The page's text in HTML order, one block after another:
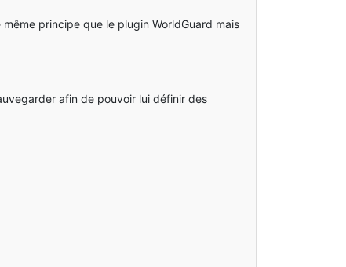
principe que le plugin WorldGuard mais
afin de pouvoir lui définir des